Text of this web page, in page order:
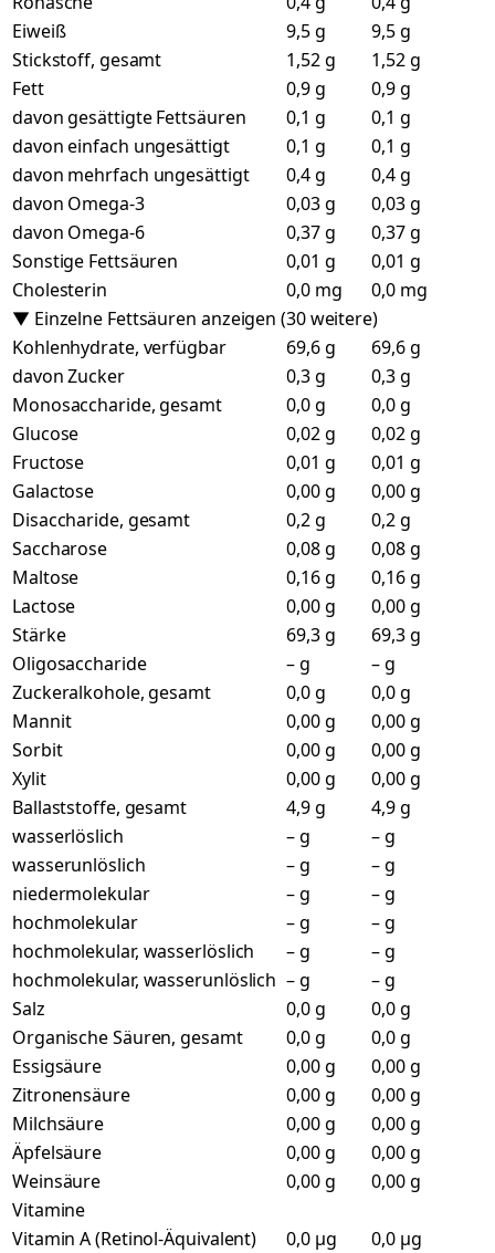
Eiweiß
9,5 g
9,5 g
Stickstoff, gesamt
1,52 g
1,52 g
Fett
0,9 g
0,9 g
davon gesättigte Fettsäuren
0,1 g
0,1 g
davon einfach ungesättigt
0,1 g
0,1 g
davon mehrfach ungesättigt
0,4 g
0,4 g
davon Omega-3
0,03 g
0,03 g
davon Omega-6
0,37 g
0,37 g
Sonstige Fettsäuren
0,01 g
0,01 g
Cholesterin
0,0 mg
0,0 mg
▼ Einzelne Fettsäuren anzeigen (30 weitere)
Kohlenhydrate, verfügbar
69,6 g
69,6 g
davon Zucker
0,3 g
0,3 g
Monosaccharide, gesamt
0,0 g
0,0 g
Glucose
0,02 g
0,02 g
Fructose
0,01 g
0,01 g
Galactose
0,00 g
0,00 g
Disaccharide, gesamt
0,2 g
0,2 g
Saccharose
0,08 g
0,08 g
Maltose
0,16 g
0,16 g
Lactose
0,00 g
0,00 g
Stärke
69,3 g
69,3 g
Oligosaccharide
– g
– g
Zuckeralkohole, gesamt
0,0 g
0,0 g
Mannit
0,00 g
0,00 g
Sorbit
0,00 g
0,00 g
Xylit
0,00 g
0,00 g
Ballaststoffe, gesamt
4,9 g
4,9 g
wasserlöslich
– g
– g
wasserunlöslich
– g
– g
niedermolekular
– g
– g
hochmolekular
– g
– g
hochmolekular, wasserlöslich
– g
– g
hochmolekular, wasserunlöslich – g
– g
Salz
0,0 g
0,0 g
Organische Säuren, gesamt
0,0 g
0,0 g
Essigsäure
0,00 g
0,00 g
Zitronensäure
0,00 g
0,00 g
Milchsäure
0,00 g
0,00 g
Äpfelsäure
0,00 g
0,00 g
Weinsäure
0,00 g
0,00 g
Vitamine
Vitamin A (Retinol-Äquivalent)
0,0 µg
0,0 µg